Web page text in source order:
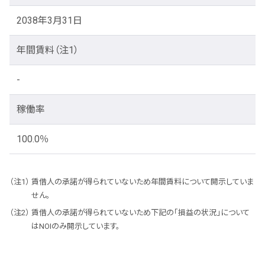
2038年3月31日
年間賃料 （注1）
-
稼働率
100.0％
賃借人の承諾が得られていないため年間賃料について開示していま
せん。
賃借人の承諾が得られていないため下記の「損益の状況」について
はNOIのみ開示しています。